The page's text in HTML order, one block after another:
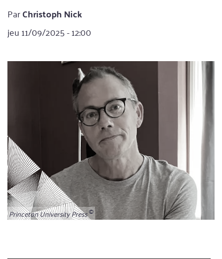
ParChristoph Nick
jeu 11/09/2025 - 12:00
Princeton University Press